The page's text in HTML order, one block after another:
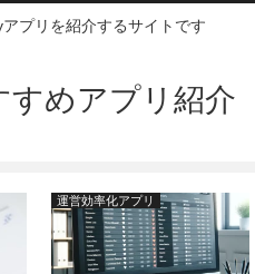
プリを紹介するサイトです
すめアプリ紹介
運営効率化アプリ